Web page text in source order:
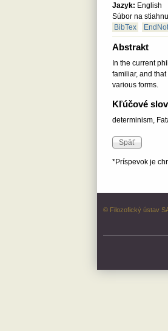
Jazyk: English
Súbor na
BibTex
Abstrakt
In the current
familiar, and
various forms.
Kľúčové
determinism,
*Príspevok je
© Filozofický ústav